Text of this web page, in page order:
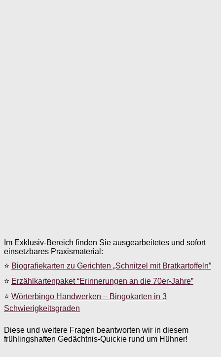
Im Exklusiv-Bereich finden Sie ausgearbeitetes und sofort
einsetzbares Praxismaterial:
⭐ Biografiekarten zu Gerichten „Schnitzel mit Bratkartoffeln”
⭐ Erzählkartenpaket “Erinnerungen an die 70er-Jahre”
⭐ Wörterbingo Handwerken – Bingokarten in 3
Schwierigkeitsgraden
Diese und weitere Fragen beantworten wir in diesem
frühlingshaften Gedächtnis-Quickie rund um Hühner!